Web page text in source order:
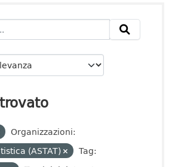
Organizzazioni:
(ASTAT)
Tag: